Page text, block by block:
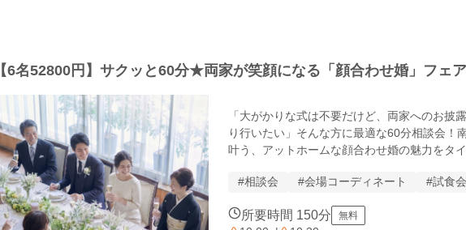
【6名52800円】サクッと60分★両家が笑顔になる「顔合わせ婚」フェア
「大がかりな式は不要だけど、両家へのお披
り行いたい」そんな方に最適な60分相談会！
叶う、アットホームな顔合わせ婚の魅力をタ
【フリジェリオのこだわり】
フォト婚：写真に残すことには興味がある、
#相談会 #会場コーディネート #試食会
所要時間 150分 無料